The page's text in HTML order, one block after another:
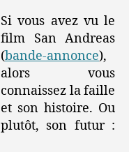
Si vous avez vu le
film San Andreas
(bande-annonce),
alors vous
connaissez la faille
et son histoire. Ou
plutôt, son futur :